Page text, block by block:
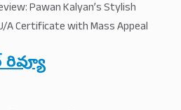
రివ్యూ